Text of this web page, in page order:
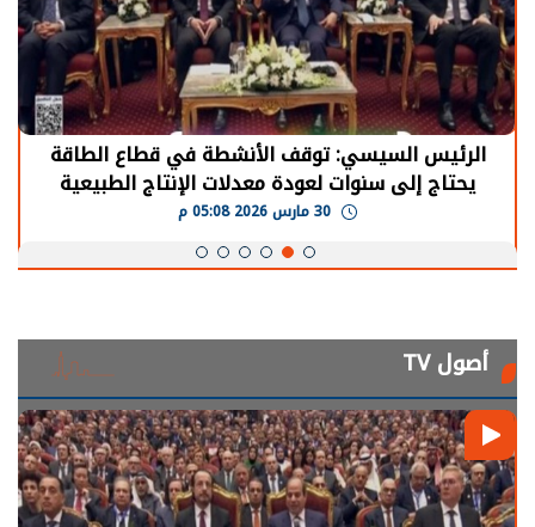
الرئيس السيسي: توقف الأنشطة في قطاع الطاقة
يحتاج إلى سنوات لعودة معدلات الإنتاج الطبيعية
أصول TV